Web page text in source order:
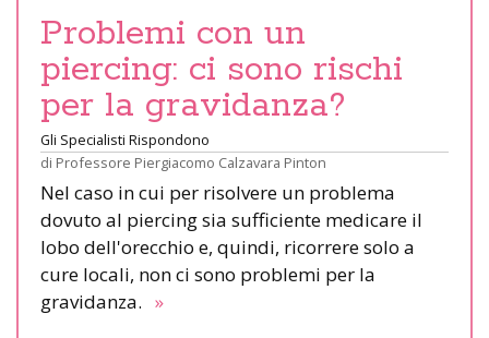
Problemi con un
piercing: ci sono rischi
per la gravidanza?
Gli Specialisti Rispondono
di Professore Piergiacomo Calzavara Pinton
Nel caso in cui per risolvere un problema
dovuto al piercing sia sufficiente medicare il
lobo dell'orecchio e, quindi, ricorrere solo a
cure locali, non ci sono problemi per la
gravidanza. »